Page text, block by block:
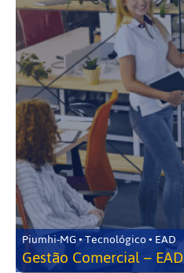
Piumhi-MG • Tecnológico • EAD
Gestão Comercial – EAD